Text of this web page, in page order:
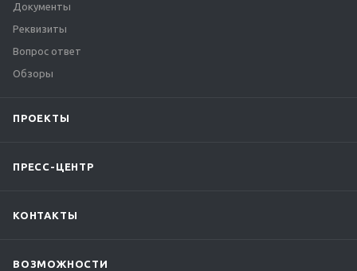
Документы
Реквизиты
Вопрос ответ
Обзоры
ПРОЕКТЫ
ПРЕСС-ЦЕНТР
КОНТАКТЫ
ВОЗМОЖНОСТИ